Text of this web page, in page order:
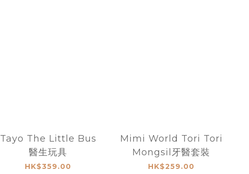
Tayo The Little Bus
醫生玩具
HK$359.00
Mimi World Tori Tori
Mongsil牙醫套裝
HK$259.00